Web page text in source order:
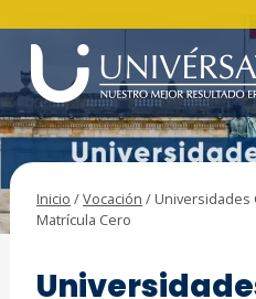
contenido
Inicio /Vocación / Universidades
Matrícula Cero